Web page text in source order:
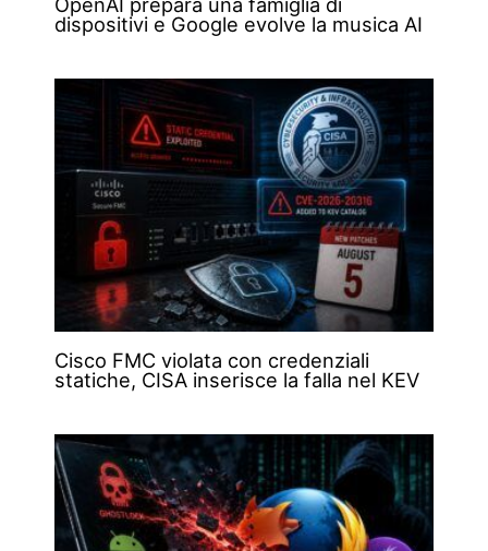
dispositivi e Google evolve la musica AI
Cisco FMC violata con credenziali
statiche, CISA inserisce la falla nel KEV